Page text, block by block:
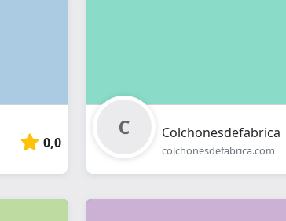
0,0
Colchonesdefabrica
colchonesdefabrica.com